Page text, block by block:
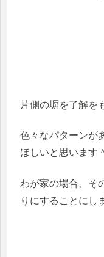
片側の塀を了解を
色々なパターンが
ほしいと思います
わが家の場合、そ
りにすることにし